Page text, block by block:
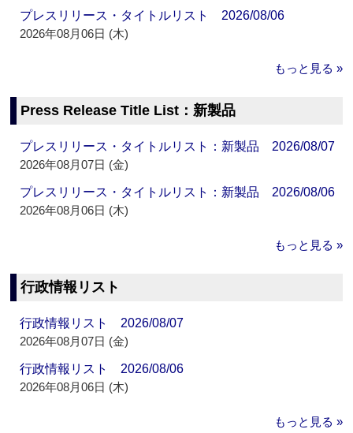
プレスリリース・タイトルリスト 2026/08/06
2026年08月06日 (木)
もっと見る »
Press Release Title List：新製品
プレスリリース・タイトルリスト：新製品 2026/08/07
2026年08月07日 (金)
プレスリリース・タイトルリスト：新製品 2026/08/06
2026年08月06日 (木)
もっと見る »
行政情報リスト
行政情報リスト 2026/08/07
2026年08月07日 (金)
行政情報リスト 2026/08/06
2026年08月06日 (木)
もっと見る »